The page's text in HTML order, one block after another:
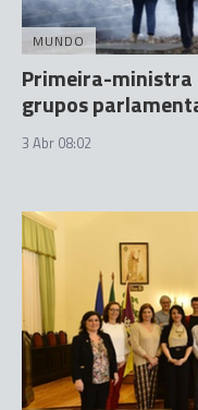
MUNDO
Primeira-ministra
grupos
3 Abr 08:02